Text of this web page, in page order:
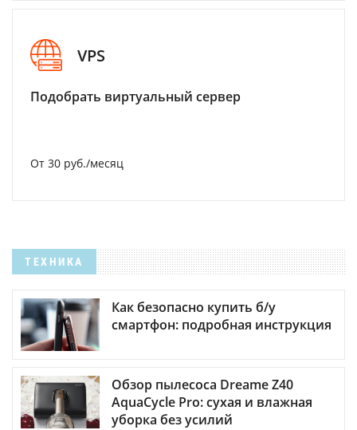
VPS
Подобрать виртуальный сервер
От 30 руб./месяц
ТЕХНИКА
Как безопасно купить б/у
смартфон: подробная инструкция
Обзор пылесоса Dreame Z40
AquaCycle Pro: сухая и влажная
уборка без усилий